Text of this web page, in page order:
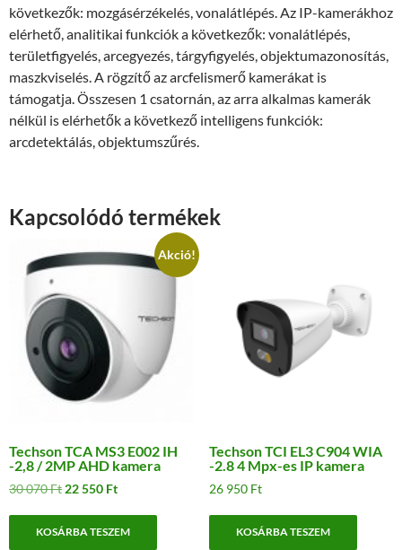
következők: mozgásérzékelés, vonalátlépés. Az IP-kamerákhoz
elérhető, analitikai funkciók a következők: vonalátlépés,
területfigyelés, arcegyezés, tárgyfigyelés, objektumazonosítás,
maszkviselés. A rögzítő az arcfelismerő kamerákat is
támogatja. Összesen 1 csatornán, az arra alkalmas kamerák
nélkül is elérhetők a következő intelligens funkciók:
arcdetektálás, objektumszűrés.
Kapcsolódó termékek
Akció!
Techson TCA MS3 E002 IH
-2,8 / 2MP AHD kamera
30 070Ft Original
22 550 FtCurrent
KOSÁRBA TESZEM
Techson TCI EL3 C904 WIA
-2.8 4 Mpx-es IP kamera
26 950 Ft
KOSÁRBA TESZEM